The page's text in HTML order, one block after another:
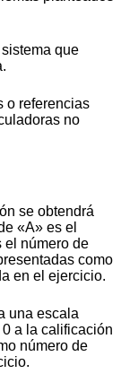
que
o referencias
no
se obtendrá
«A» es el
el número de
como
en el ejercicio.
una escala
a la calificación
número de